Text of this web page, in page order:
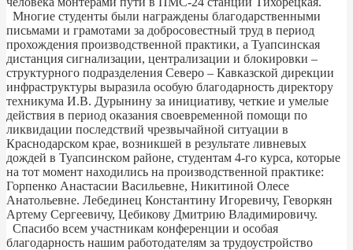
Многие студенты были награждены благодарственными
письмами и грамотами за добросовестный труд в период
прохождения производственной практики, а Туапсинская
дистанция сигнализации, централизации и блокировки –
структурного подразделения Северо – Кавказской дирекции
инфраструктуры выразила особую благодарность директору
техникума И.В. Дурынину за инициативу, четкие и умелые
действия в период оказания своевременной помощи по
ликвидации последствий чрезвычайной ситуации в
Краснодарском крае, возникшей в результате ливневых
дождей в Туапсинском районе, студентам 4-го курса, которые
на тот момент находились на производственной практике:
Горпенко Анастасии Васильевне, Никитиной Олесе
Анатольевне. Лебединец Константину Игоревичу, Геворкян
Артему Сергеевичу, Цебикову Дмитрию Владимировичу.
Спасибо всем участникам конференции и особая
благодарность нашим работодателям за трудоустройство